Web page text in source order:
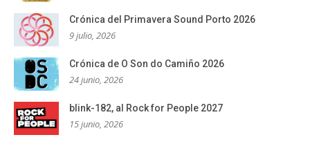
Crónica del Primavera Sound Porto 2026
9 julio, 2026
Crónica de O Son do Camiño 2026
24 junio, 2026
blink-182, al Rock for People 2027
15 junio, 2026